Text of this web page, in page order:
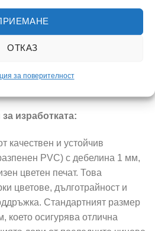
ОТКАЗ
за поверителност
центрове:Чудесно
което подпомага
с приятна и стимулираща
изработката:
качествен и устойчив
PVC) с дебелина 1 мм,
цветен печат. Това
цветове, дълготрайност и
Стандартният размер
което осигурява отлична